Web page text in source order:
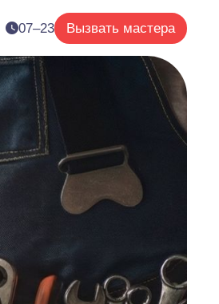
07–23 Вызвать мастера